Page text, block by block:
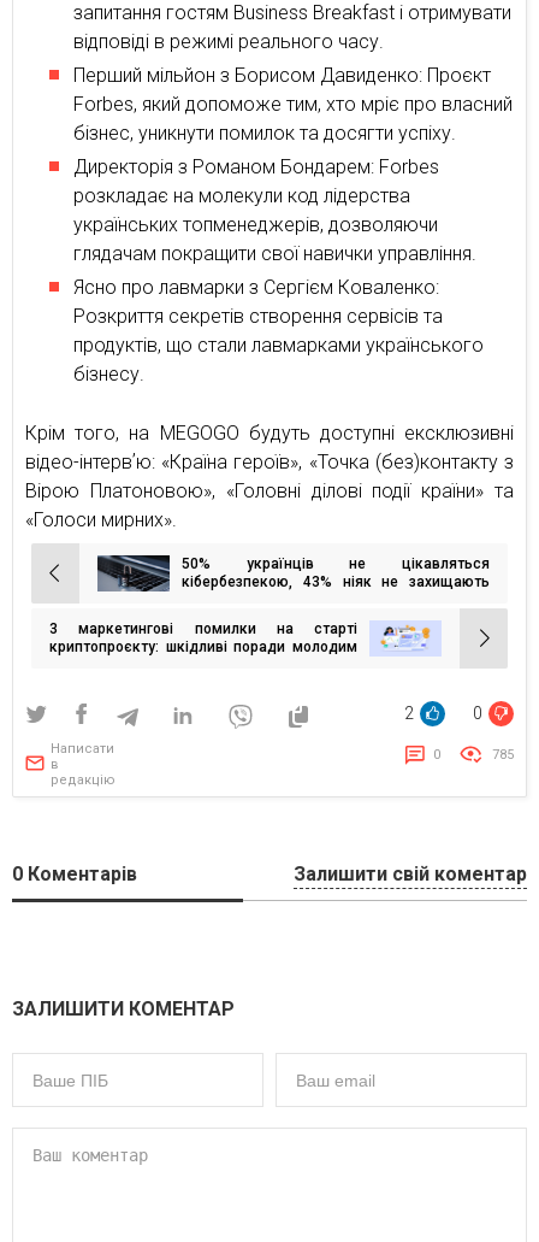
запитання гостям Business Breakfast і отримувати
відповіді в режимі реального часу.
Перший мільйон з Борисом Давиденко: Проєкт
Forbes, який допоможе тим, хто мріє про власний
бізнес, уникнути помилок та досягти успіху.
Директорія з Романом Бондарем: Forbes
розкладає на молекули код лідерства
українських топменеджерів, дозволяючи
глядачам покращити свої навички управління.
Ясно про лавмарки з Сергієм Коваленко:
Розкриття секретів створення сервісів та
продуктів, що стали лавмарками українського
бізнесу.
Крім того, на MEGOGO будуть доступні ексклюзивні
відео-інтервʼю: «Країна героїв», «Точка (без)контакту з
Вірою Платоновою», «Головні ділові події країни» та
«Голоси мирних».
Навігація
записів
50% українців не цікавляться
кібербезпекою, 43% ніяк не захищають
3 маркетингові помилки на старті
криптопроєкту: шкідливі поради молодим
2 0
Написати
в
редакцію
0 785
0 Коментарів Залишити свій коментар
ЗАЛИШИТИ КОМЕНТАР